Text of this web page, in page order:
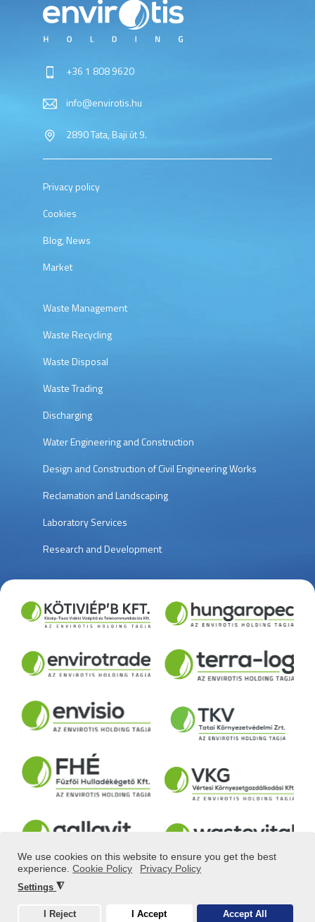
We use cookies on this website to ensure you get the best
experience. Cookie Policy Privacy Policy
Settings ◮
I Reject I Accept Accept All
+36 1 808 9620
info@envirotis.hu
2890 Tata, Baji út 9.
Privacy policy
Cookies
Blog, News
Market
Waste Management
Waste Recycling
Waste Disposal
Waste Trading
Discharging
Water Engineering and Construction
Design and Construction of Civil Engineering Works
Reclamation and Landscaping
Laboratory Services
Research and Development
© ALL RIGHTS RESERVED! 2025 POWERED BY